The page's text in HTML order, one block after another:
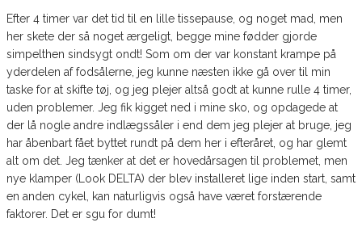
Efter 4 timer var det tid til en lille tissepause, og noget mad, men
her skete der så noget ærgeligt, begge mine fødder gjorde
simpelthen sindsygt ondt! Som om der var konstant krampe på
yderdelen af fodsålerne, jeg kunne næsten ikke gå over til min
taske for at skifte tøj, og jeg plejer altså godt at kunne rulle 4 timer,
uden problemer. Jeg fik kigget ned i mine sko, og opdagede at
der lå nogle andre indlægssåler i end dem jeg plejer at bruge, jeg
har åbenbart fået byttet rundt på dem her i efteråret, og har glemt
alt om det. Jeg tænker at det er hovedårsagen til problemet, men
nye klamper (Look DELTA) der blev installeret lige inden start, samt
en anden cykel, kan naturligvis også have været forstærende
faktorer. Det er sgu for dumt!